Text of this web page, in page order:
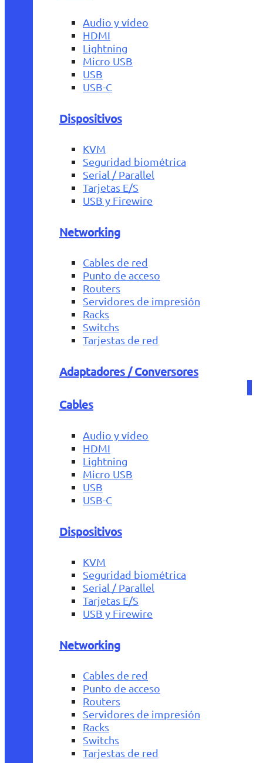
Audio y vídeo
HDMI
Lightning
Micro USB
USB
USB-C
Dispositivos
KVM
Seguridad biométrica
Serial / Parallel
Tarjetas E/S
USB y Firewire
Networking
Cables de red
Punto de acceso
Routers
Servidores de impresión
Racks
Switchs
Tarjestas de red
Adaptadores / Conversores
Cables
Audio y vídeo
HDMI
Lightning
Micro USB
USB
USB-C
Dispositivos
KVM
Seguridad biométrica
Serial / Parallel
Tarjetas E/S
USB y Firewire
Networking
Cables de red
Punto de acceso
Routers
Servidores de impresión
Racks
Switchs
Tarjestas de red